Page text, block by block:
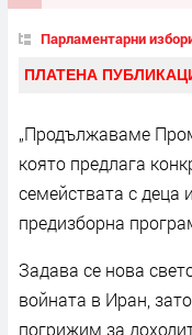
Парламентарни
ПЛАТЕНА
„Продължаваме
която предлага
семействата с деца
предизборна
Задава се нова
войната в Иран,
погрижим за